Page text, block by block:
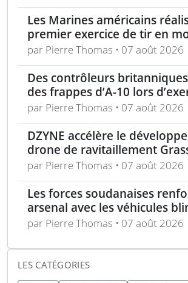
Les Marines américains
premier exercice de tir en
avec tir de couverture à
par Pierre Thomas • 07 août 2026
Des contrôleurs
des frappes d’A-10 lors
soutien aérien rapproché
par Pierre Thomas • 07 août 2026
DZYNE accélère le
drone de ravitaillement
pour l’US Air Force
par Pierre Thomas • 07 août 2026
Les forces soudanaises
arsenal avec les véhicules
Mohafiz pakistanais
par Pierre Thomas • 07 août 2026
LES CATÉGORIES